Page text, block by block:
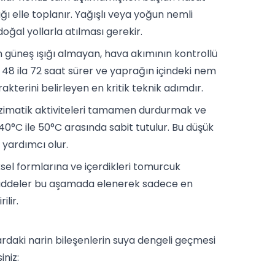
elle toplanır. Yağışlı veya yoğun nemli
yollarla atılması gerekir.
ışığı almayan, hava akımının kontrollü
ila 72 saat sürer ve yaprağın içindeki nem
belirleyen en kritik teknik adımdır.
aktiviteleri tamamen durdurmak ve
ile 50°C arasında sabit tutulur. Bu düşük
olur.
formlarına ve içerdikleri tomurcuk
bu aşamada elenerek sadece en
narin bileşenlerin suya dengeli geçmesi